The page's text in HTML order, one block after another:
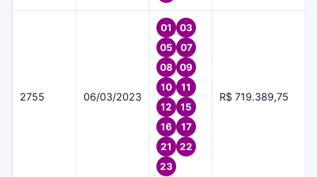
2755 06/03/2023
01
03
05
07
08
09
10
11
12
15
16
17
21
22
23
R$ 719.389,75